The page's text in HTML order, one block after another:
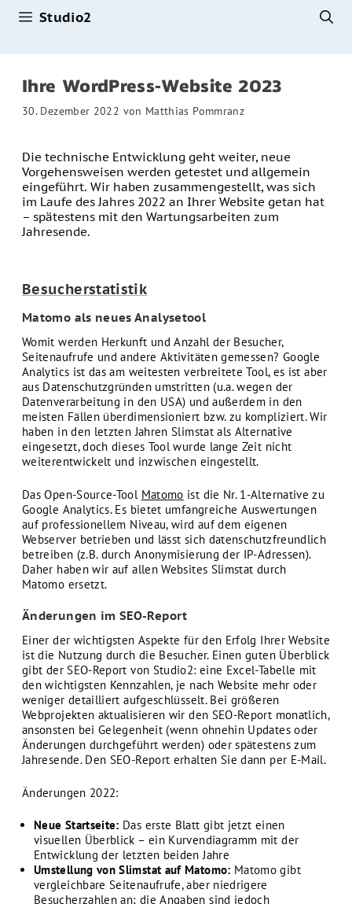
Studio2
Ihre WordPress-Website 2023
30. Dezember 2022 von Matthias Pommranz
Die technische Entwicklung geht weiter, neue
Vorgehensweisen werden getestet und allgemein
eingeführt. Wir haben zusammengestellt, was sich
im Laufe des Jahres 2022 an Ihrer Website getan hat
– spätestens mit den Wartungsarbeiten zum
Jahresende.
Besucherstatistik
Matomo als neues Analysetool
Womit werden Herkunft und Anzahl der Besucher,
Seitenaufrufe und andere Aktivitäten gemessen? Google
Analytics ist das am weitesten verbreitete Tool, es ist aber
aus Datenschutzgründen umstritten (u.a. wegen der
Datenverarbeitung in den USA) und außerdem in den
meisten Fällen überdimensioniert bzw. zu kompliziert. Wir
haben in den letzten Jahren Slimstat als Alternative
eingesetzt, doch dieses Tool wurde lange Zeit nicht
weiterentwickelt und inzwischen eingestellt.
Das Open-Source-Tool Matomo ist die Nr. 1-Alternative zu
Google Analytics. Es bietet umfangreiche Auswertungen
auf professionellem Niveau, wird auf dem eigenen
Webserver betrieben und lässt sich datenschutzfreundlich
betreiben (z.B. durch Anonymisierung der IP-Adressen).
Daher haben wir auf allen Websites Slimstat durch
Matomo ersetzt.
Änderungen im SEO-Report
Einer der wichtigsten Aspekte für den Erfolg Ihrer Website
ist die Nutzung durch die Besucher. Einen guten Überblick
gibt der SEO-Report von Studio2: eine Excel-Tabelle mit
den wichtigsten Kennzahlen, je nach Website mehr oder
weniger detailliert aufgeschlüsselt. Bei größeren
Webprojekten aktualisieren wir den SEO-Report monatlich,
ansonsten bei Gelegenheit (wenn ohnehin Updates oder
Änderungen durchgeführt werden) oder spätestens zum
Jahresende. Den SEO-Report erhalten Sie dann per E-Mail.
Änderungen 2022:
Neue Startseite: Das erste Blatt gibt jetzt einen
visuellen Überblick – ein Kurvendiagramm mit der
Entwicklung der letzten beiden Jahre
Umstellung von Slimstat auf Matomo: Matomo gibt
vergleichbare Seitenaufrufe, aber niedrigere
Besucherzahlen an; die Angaben sind jedoch